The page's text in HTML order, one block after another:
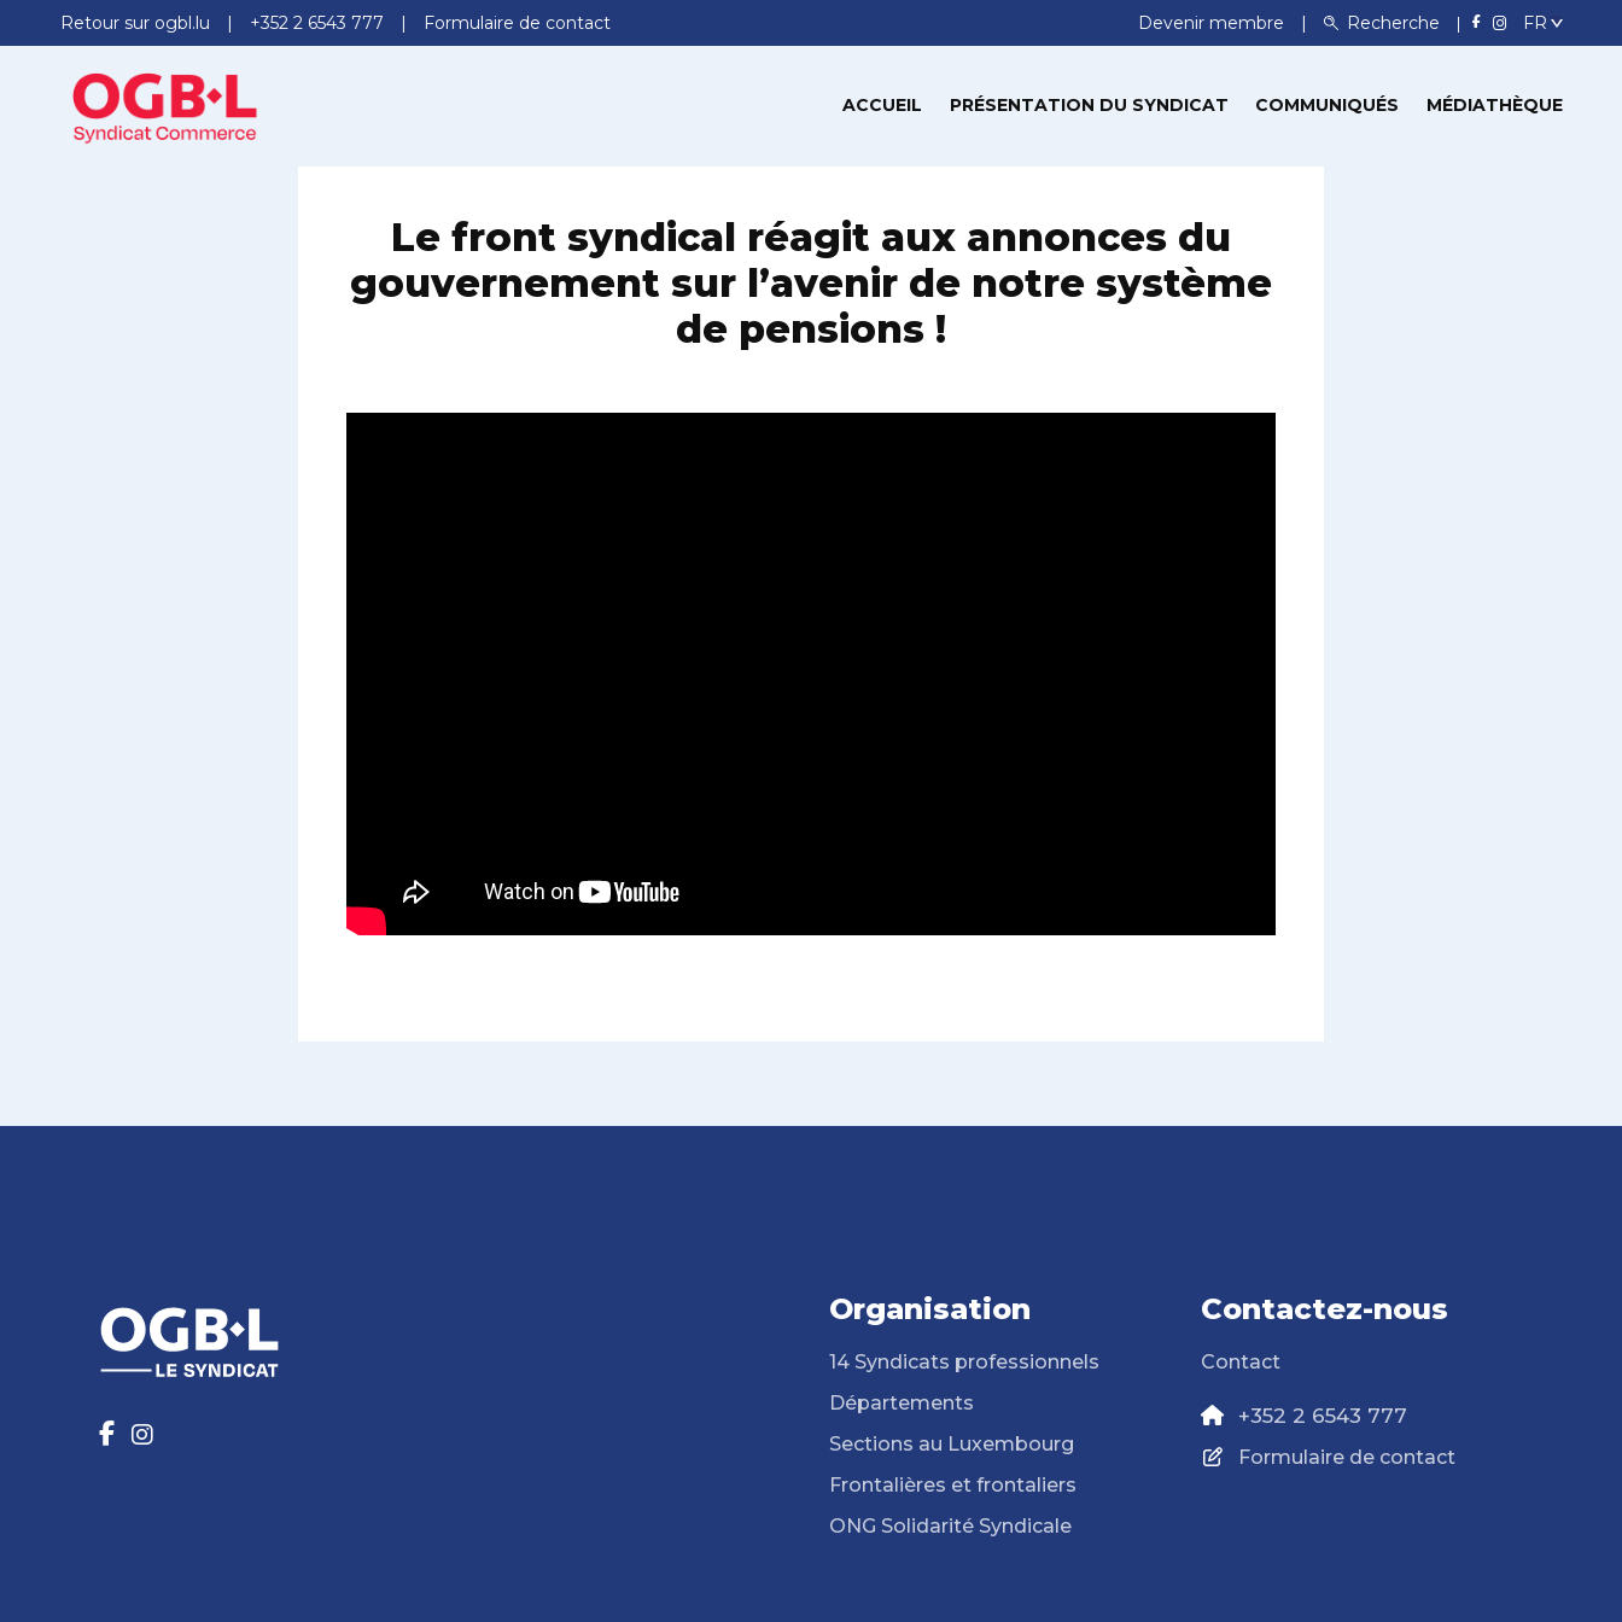
Retour sur ogbl.lu +352 2 6543 777 Formulaire de contact Devenir membre Recherche
ACCUEIL PRÉSENTATION DU SYNDICAT COMMUNIQUÉS MÉDIATHÈQUE
Le front syndical réagit aux annonces du
gouvernement sur l’avenir de notre système
de pensions !
Organisation
14 Syndicats professionnels
Départements
Sections au Luxembourg
Frontalières et frontaliers
ONG Solidarité Syndicale
Contactez-nous
Contact
+352 2 6543 777
Formulaire de contact